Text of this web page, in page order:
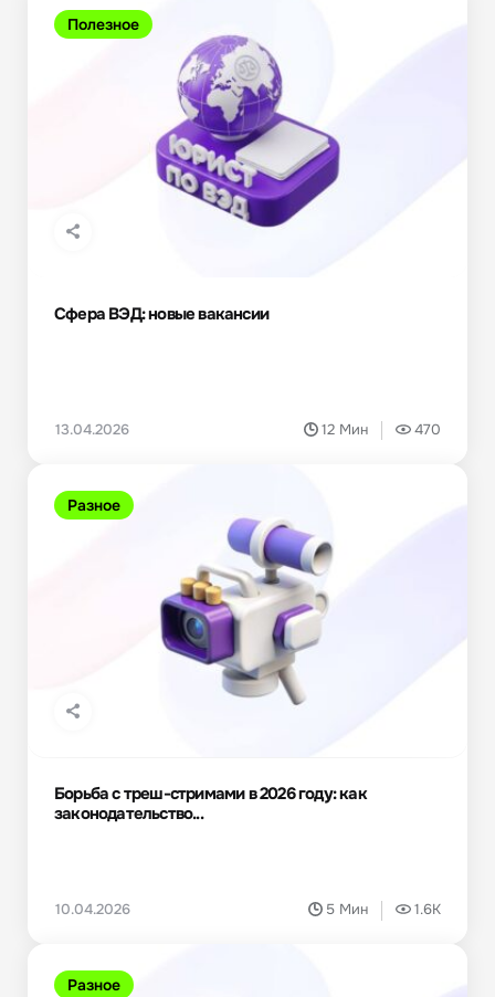
Полезное
Сфера ВЭД: новые вакансии
13.04.2026 12 Мин 470
Разное
Борьба с треш-стримами в 2026 году: как
законодательство...
10.04.2026 5 Мин 1.6K
Разное